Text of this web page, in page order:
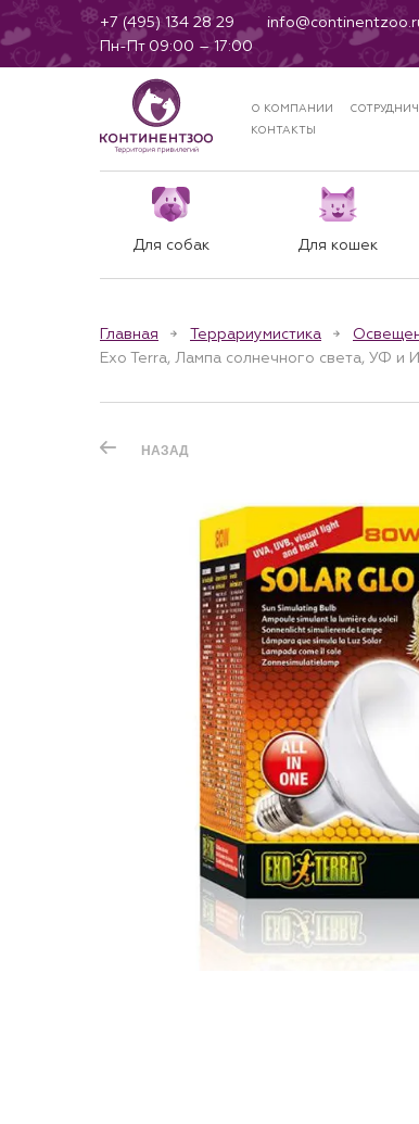
+7 (495) 134 28 29
Пн-Пт 09:00 – 17:00
О КОМПАНИИ
КОНТАКТЫ
Для собак Для кошек
Главная Террариумистика
Exo Terra, Лампа солнечного света, УФ и
НАЗАД